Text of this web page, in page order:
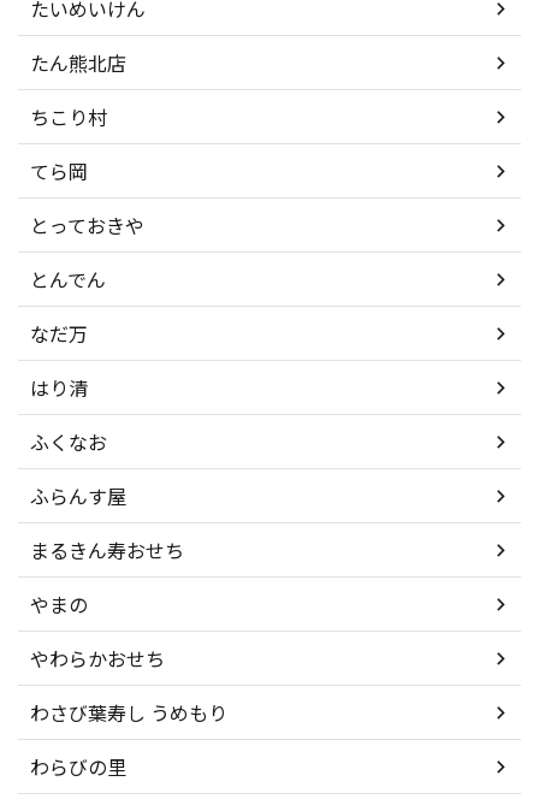
たいめいけん
たん熊北店
ちこり村
てら岡
とっておきや
とんでん
なだ万
はり清
ふくなお
ふらんす屋
まるきん寿おせち
やまの
やわらかおせち
わさび葉寿し うめもり
わらびの里